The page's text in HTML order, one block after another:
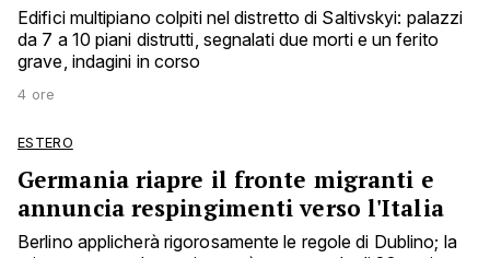
Edifici multipiano colpiti nel distretto di Saltivskyi: palazzi
da 7 a 10 piani distrutti, segnalati due morti e un ferito
grave, indagini in corso
4 ore
ESTERO
Germania riapre il fronte migranti e
annuncia respingimenti verso l'Italia
Berlino applicherà rigorosamente le regole di Dublino; la